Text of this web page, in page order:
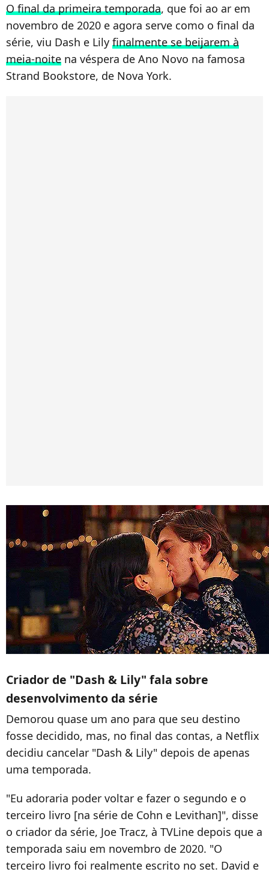
O final da primeira temporada, que foi ao ar em
novembro de 2020 e agora serve como o final da
série, viu Dash e Lily finalmente se beijarem à
meia-noite na véspera de Ano Novo na famosa
Strand Bookstore, de Nova York.
Criador de "Dash & Lily" fala sobre
desenvolvimento da série
Demorou quase um ano para que seu destino
fosse decidido, mas, no final das contas, a Netflix
decidiu cancelar "Dash & Lily" depois de apenas
uma temporada.
"Eu adoraria poder voltar e fazer o segundo e o
terceiro livro [na série de Cohn e Levithan]", disse
o criador da série, Joe Tracz, à TVLine depois que a
temporada saiu em novembro de 2020. "O
terceiro livro foi realmente escrito no set. David e